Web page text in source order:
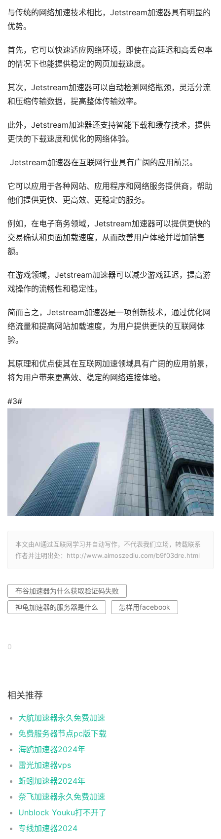
与传统的网络加速技术相比，Jetstream加速器具有明显的
优势。
首先，它可以快速适应网络环境，即使在高延迟和高丢包率
的情况下也能提供稳定的网页加载速度。
其次，Jetstream加速器可以自动检测网络瓶颈，灵活分流
和压缩传输数据，提高整体传输效率。
此外，Jetstream加速器还支持智能下载和缓存技术，提供
更快的下载速度和优化的网络体验。
Jetstream加速器在互联网行业具有广阔的应用前景。
它可以应用于各种网站、应用程序和网络服务提供商，帮助
他们提供更快、更高效、更稳定的服务。
例如，在电子商务领域，Jetstream加速器可以提供更快的
交易确认和页面加载速度，从而改善用户体验并增加销售
额。
在游戏领域，Jetstream加速器可以减少游戏延迟，提高游
戏操作的流畅性和稳定性。
简而言之，Jetstream加速器是一项创新技术，通过优化网
络流量和提高网站加载速度，为用户提供更快的互联网体
验。
其原理和优点使其在互联网加速领域具有广阔的应用前景，
将为用户带来更高效、稳定的网络连接体验。
#3#
本文由AI通过互联网学习并自动写作，不代表我们立场，转载联系
作者并注明出处：http://www.almoszediu.com/b9f03dre.html
布谷加速器为什么获取验证码失败
神龟加速器的服务器是什么
怎样用facebook
0
相关推荐
大航加速器永久免费加速
免费服务器节点pc版下载
海鸥加速器2024年
雷光加速器vps
蚯蚓加速器2024年
奈飞加速器永久免费加速
Unblock Youku打不开了
专线加速器2024